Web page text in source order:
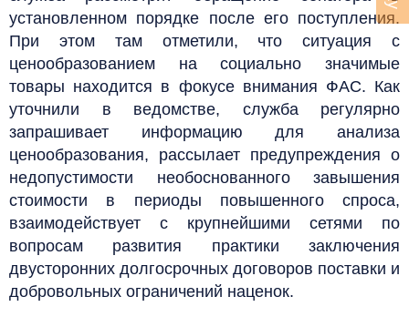
установленном порядке после его поступления.
При этом там отметили, что ситуация с
ценообразованием на социально значимые
товары находится в фокусе внимания ФАС. Как
уточнили в ведомстве, служба регулярно
запрашивает информацию для анализа
ценообразования, рассылает предупреждения о
недопустимости необоснованного завышения
стоимости в периоды повышенного спроса,
взаимодействует с крупнейшими сетями по
вопросам развития практики заключения
двусторонних долгосрочных договоров поставки и
добровольных ограничений наценок.